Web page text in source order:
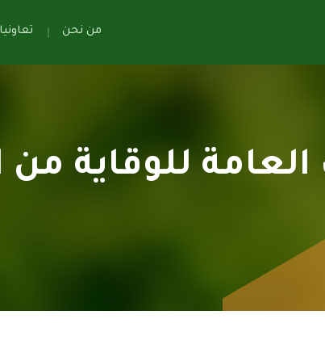
من نحن
العامة للوقاية من